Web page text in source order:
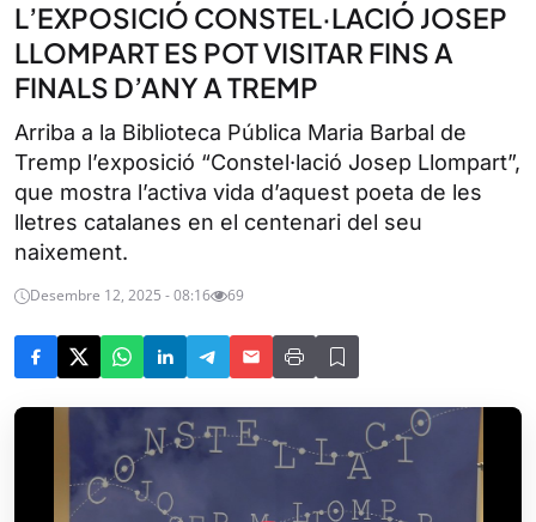
L’EXPOSICIÓ CONSTEL·LACIÓ JOSEP
LLOMPART ES POT VISITAR FINS A
FINALS D’ANY A TREMP
Arriba a la Biblioteca Pública Maria Barbal de
Tremp l’exposició “Constel·lació Josep Llompart”,
que mostra l’activa vida d’aquest poeta de les
lletres catalanes en el centenari del seu
naixement.
Desembre 12, 2025 - 08:16 69